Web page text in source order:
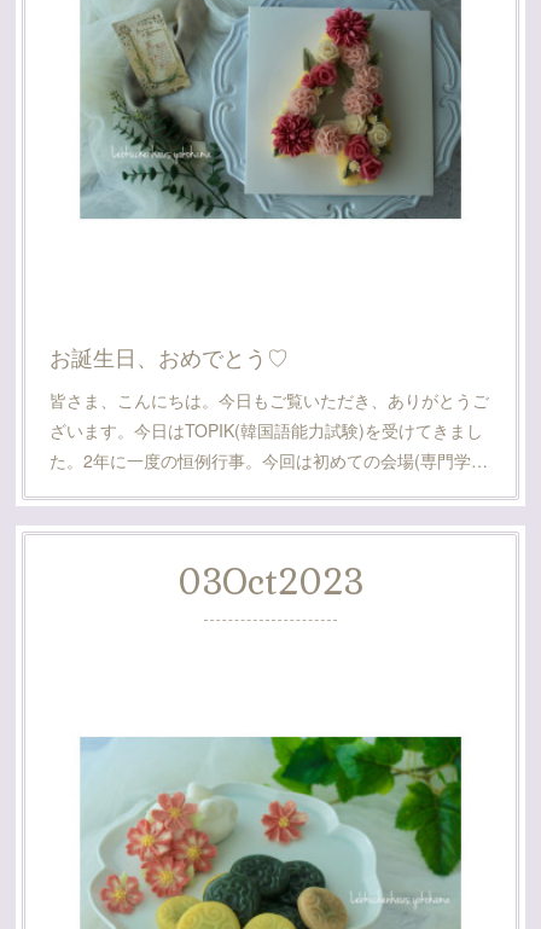
お誕生日、おめでとう♡
皆さま、こんにちは。今日もご覧いただき、ありがとうご
ざいます。今日はTOPIK(韓国語能力試験)を受けてきまし
た。2年に一度の恒例行事。今回は初めての会場(専門学…
03Oct2023